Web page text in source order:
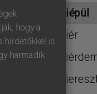
kiépül
kiér
hogy a
hirdetőkkel is
harmadik